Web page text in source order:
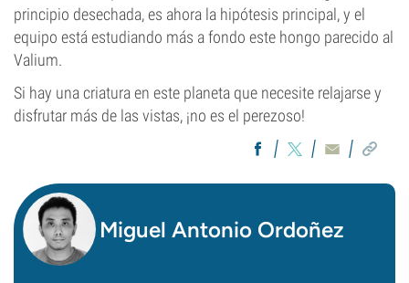
principio desechada, es ahora la hipótesis principal, y el
equipo está estudiando más a fondo este hongo parecido al
Valium.
Si hay una criatura en este planeta que necesite relajarse y
disfrutar más de las vistas, ¡no es el perezoso!
Miguel Antonio Ordoñez